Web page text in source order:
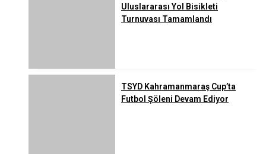
Uluslararası Yol Bisikleti
Turnuvası Tamamlandı
TSYD Kahramanmaraş Cup’ta
Futbol Şöleni Devam Ediyor